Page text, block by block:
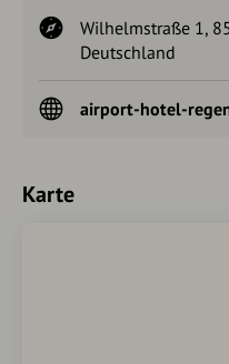
Wilhelmstraße 1,
Deutschland
airport-hotel-
Karte